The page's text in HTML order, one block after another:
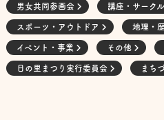
男女共同参画会 講座・サークル
スポーツ・アウトドア 地理・
イベント・事業 その他
日の里まつり実行委員会 まち